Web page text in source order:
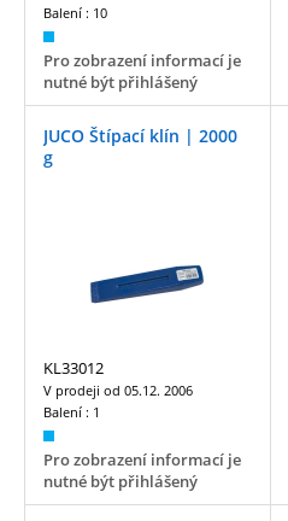
Balení : 10
Pro zobrazení informací je
nutné být přihlášený
JUCO Štípací klín | 2000
g
KL33012
V prodeji od 05.12. 2006
Balení : 1
Pro zobrazení informací je
nutné být přihlášený